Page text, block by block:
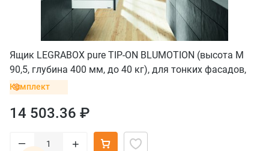
Ящик LEGRABOX pure TIP-ON BLUMOTION (высота M
90,5, глубина 400 мм, до 40 кг), для тонких фасадов,
белый шелк
Комплект
14 503.36 ₽
– +